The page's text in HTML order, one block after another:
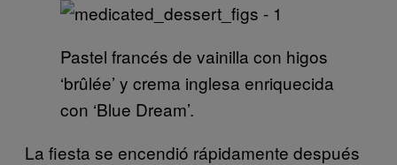
Pastel francés de vainilla con higos
‘brûlée’ y crema inglesa enriquecida
con ‘Blue Dream’.
La fiesta se encendió rápidamente después